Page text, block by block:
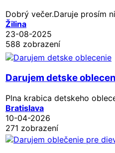
Dobrý večer.Daruje prosím
Žilina
23-08-2025
588 zobrazení
Darujem detske
Plna krabica detskeho
Bratislava
10-04-2026
271 zobrazení